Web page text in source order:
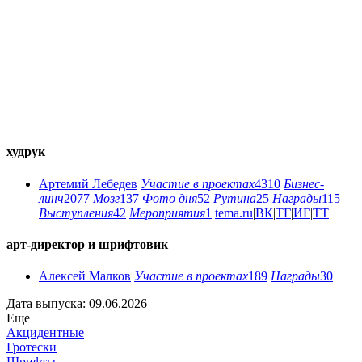
худрук
Артемий Лебедев Участие в проектах4310 Бизнес-
линч2077 Мозг137 Фото дня52 Рутина25 Награды115
Выступления42 Мероприятия1 tema.ru|ВК|ТГ|ИГ|ТТ
арт-директор и шрифтовик
Алексей Малков Участие в проектах189 Награды30
Дата выпуска: 09.06.2026
Еще
Акцидентные
Гротески